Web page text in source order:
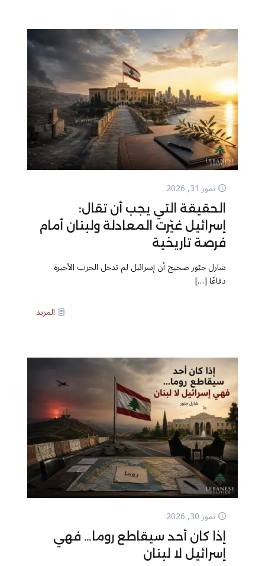
تموز 31, 2026
الحقيقة التي يجب أن تقال:
إسرائيل غيّرت المعادلة ولبنان أمام
فرصة تاريخية
شارل جبّور صحيح أن إسرائيل لم تدخل الحرب الأخيرة
دفاعًا[…]
المزيد
تموز 30, 2026
إذا كان أحد سيقاطع روما… فهي
إسرائيل لا لبنان